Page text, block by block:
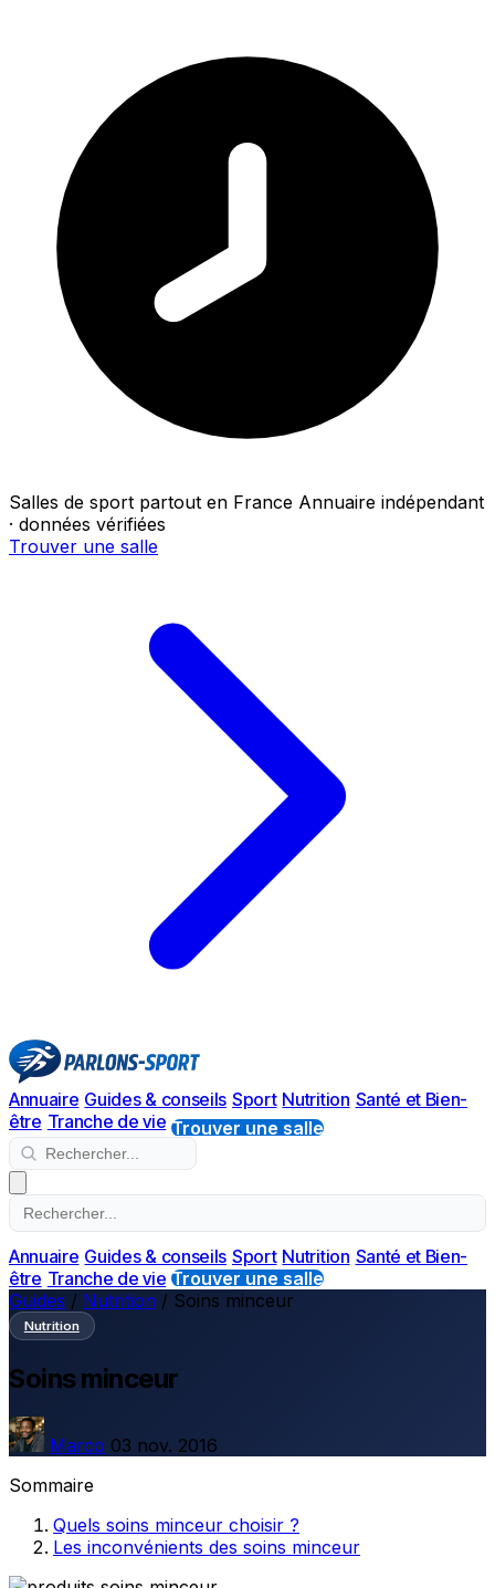
Salles de sport partout en France Annuaire indépendant
· données vérifiées
Trouver une salle
Annuaire Guides & conseils Sport Nutrition Santé et Bien-
être Tranche de vie Trouver une salle
Annuaire Guides & conseils Sport Nutrition Santé et Bien-
être Tranche de vie Trouver une salle
Guides / Nutrition / Soins minceur
Nutrition
Soins minceur
Marco 03 nov. 2016
Sommaire
Quels soins minceur choisir ?
Les inconvénients des soins minceur